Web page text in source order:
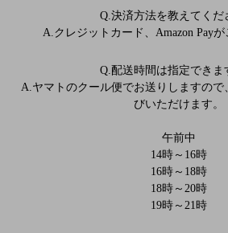
Q.決済方法を教えてくだ
A.クレジットカード、Amazon Payが
Q.配送時間は指定できま
A.ヤマトのクール便でお送りしますので
びいただけます。
午前中
14時～16時
16時～18時
18時～20時
19時～21時